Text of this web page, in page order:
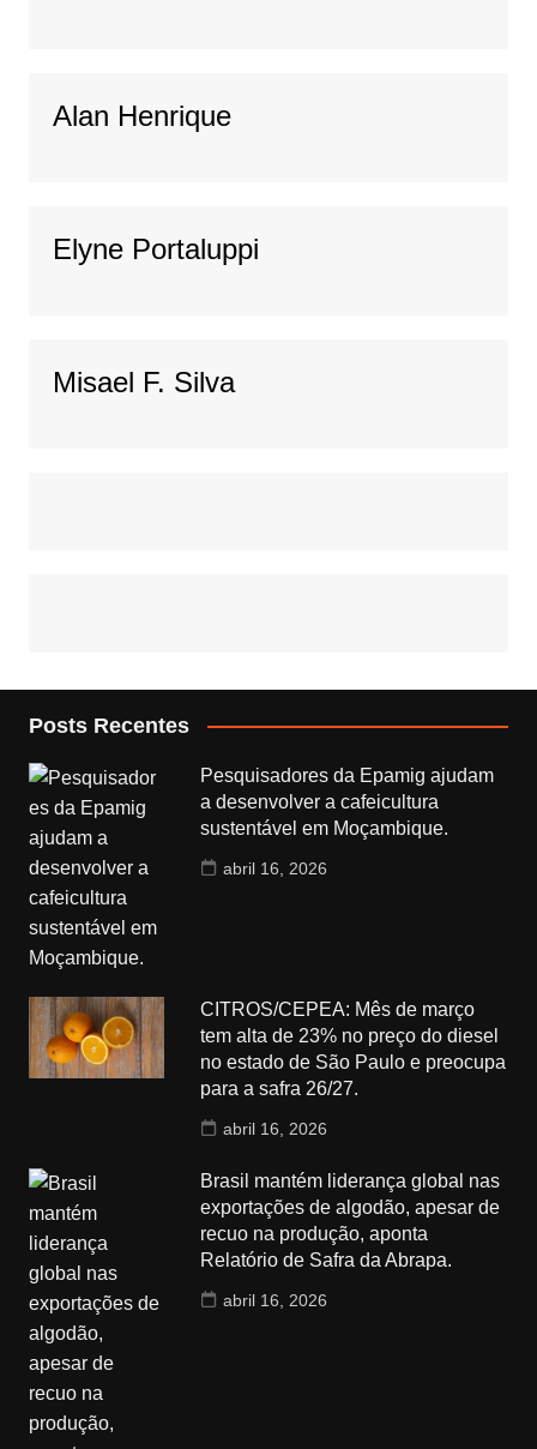
Alan Henrique
Elyne Portaluppi
Misael F. Silva
Posts Recentes
Pesquisadores da Epamig ajudam
a desenvolver a cafeicultura
sustentável em Moçambique.
abril 16, 2026
CITROS/CEPEA: Mês de março
tem alta de 23% no preço do diesel
no estado de São Paulo e preocupa
para a safra 26/27.
abril 16, 2026
Brasil mantém liderança global nas
exportações de algodão, apesar de
recuo na produção, aponta
Relatório de Safra da Abrapa.
abril 16, 2026